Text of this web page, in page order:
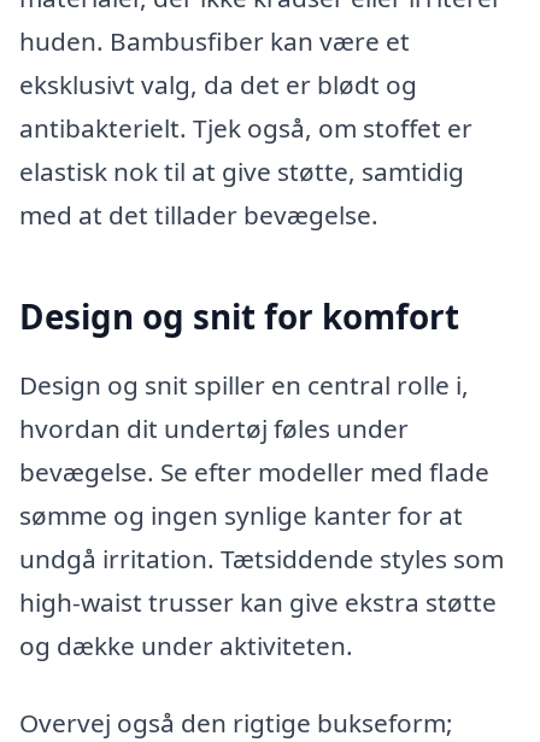
huden. Bambusfiber kan være et
eksklusivt valg, da det er blødt og
antibakterielt. Tjek også, om stoffet er
elastisk nok til at give støtte, samtidig
med at det tillader bevægelse.
Design og snit for komfort
Design og snit spiller en central rolle i,
hvordan dit undertøj føles under
bevægelse. Se efter modeller med flade
sømme og ingen synlige kanter for at
undgå irritation. Tætsiddende styles som
high-waist trusser kan give ekstra støtte
og dække under aktiviteten.
Overvej også den rigtige bukseform;